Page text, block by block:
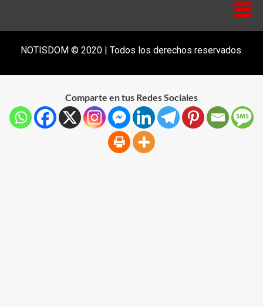
NOTISDOM © 2020 | Todos los derechos reservados.
Comparte en tus Redes Sociales